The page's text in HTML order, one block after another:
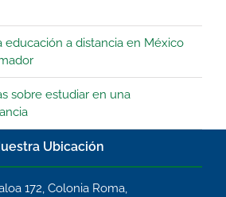
educación a distancia en México
sobre estudiar en una
Ubicación
172, Colonia Roma,